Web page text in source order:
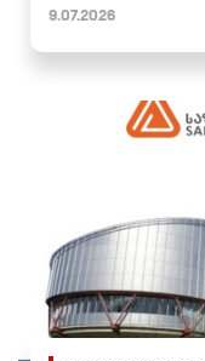
9.07.2026